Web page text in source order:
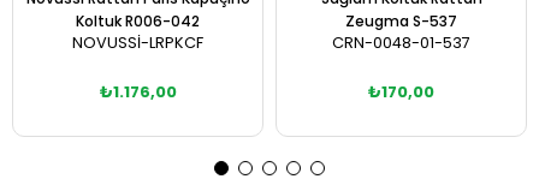
Koltuk R006-042
NOVUSSİ-LRPKCF
₺1.176,00
Zeugma S-537
CRN-0048-01-537
₺170,00